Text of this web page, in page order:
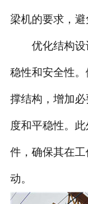
梁机的要求，避
优化结构设
稳性和安全性
撑结构，增加
度和平稳性。
件，确保其在
动。